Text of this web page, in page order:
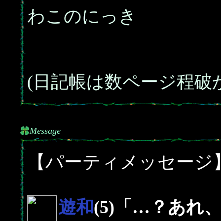
わこのにっき
(日記帳は数ページ程
Message
【パーティメッセージ
遊和(5)「…？あれ